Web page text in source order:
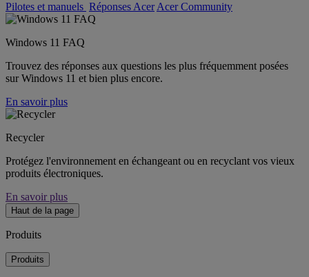
Pilotes et manuels Réponses Acer Acer Community
Windows 11 FAQ
Trouvez des réponses aux questions les plus fréquemment posées
sur Windows 11 et bien plus encore.
En savoir plus
Recycler
Protégez l'environnement en échangeant ou en recyclant vos vieux
produits électroniques.
En savoir plus
Haut de la page
Produits
Produits